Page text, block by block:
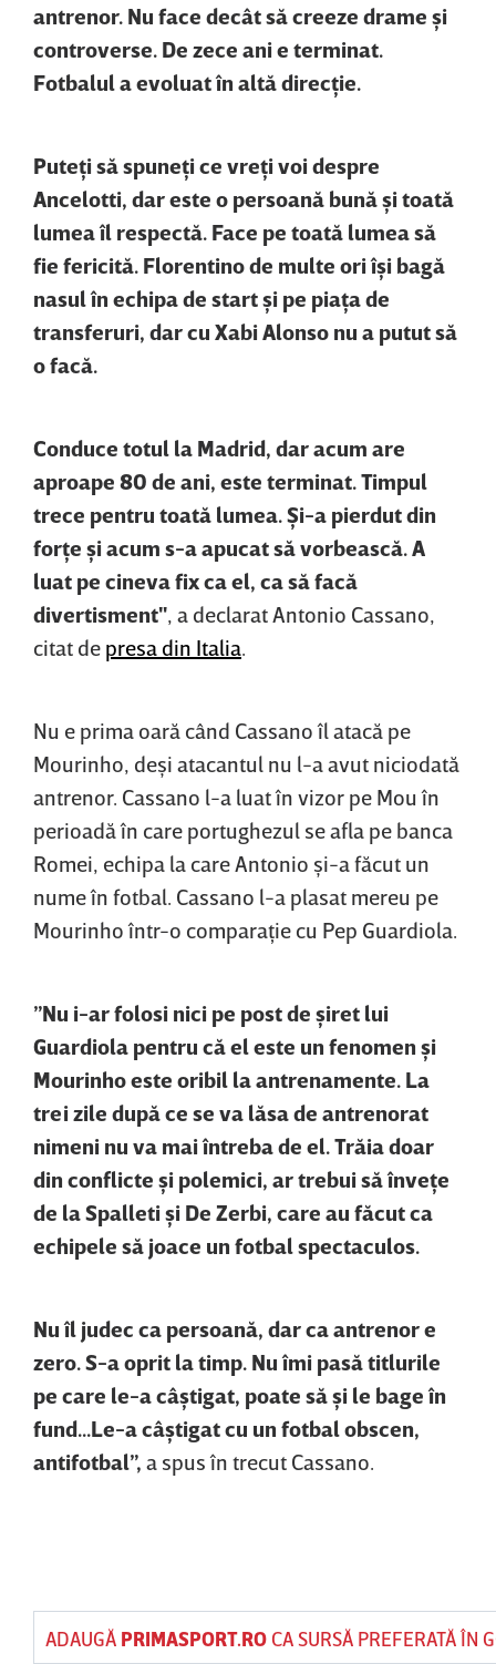
antrenor. Nu face decât să creeze drame şi
controverse. De zece ani e terminat.
Fotbalul a evoluat în altă direcţie.
Puteţi să spuneţi ce vreţi voi despre
Ancelotti, dar este o persoană bună şi toată
lumea îl respectă. Face pe toată lumea să
fie fericită. Florentino de multe ori îşi bagă
nasul în echipa de start şi pe piaţa de
transferuri, dar cu Xabi Alonso nu a putut să
o facă.
Conduce totul la Madrid, dar acum are
aproape 80 de ani, este terminat. Timpul
trece pentru toată lumea. Şi-a pierdut din
forţe şi acum s-a apucat să vorbească. A
luat pe cineva fix ca el, ca să facă
divertisment", a declarat Antonio Cassano,
citat de presa din Italia.
Nu e prima oară când Cassano îl atacă pe
Mourinho, deşi atacantul nu l-a avut niciodată
antrenor. Cassano l-a luat în vizor pe Mou în
perioadă în care portughezul se afla pe banca
Romei, echipa la care Antonio şi-a făcut un
nume în fotbal. Cassano l-a plasat mereu pe
Mourinho într-o comparaţie cu Pep Guardiola.
”Nu i-ar folosi nici pe post de şiret lui
Guardiola pentru că el este un fenomen şi
Mourinho este oribil la antrenamente. La
trei zile după ce se va lăsa de antrenorat
nimeni nu va mai întreba de el. Trăia doar
din conflicte şi polemici, ar trebui să înveţe
de la Spalleti şi De Zerbi, care au făcut ca
echipele să joace un fotbal spectaculos.
Nu îl judec ca persoană, dar ca antrenor e
zero. S-a oprit la timp. Nu îmi pasă titlurile
pe care le-a câştigat, poate să şi le bage în
fund...Le-a câştigat cu un fotbal obscen,
antifotbal”, a spus în trecut Cassano.
ADAUGĂ PRIMASPORT.ROCA SURSĂ PREFERATĂ ÎN